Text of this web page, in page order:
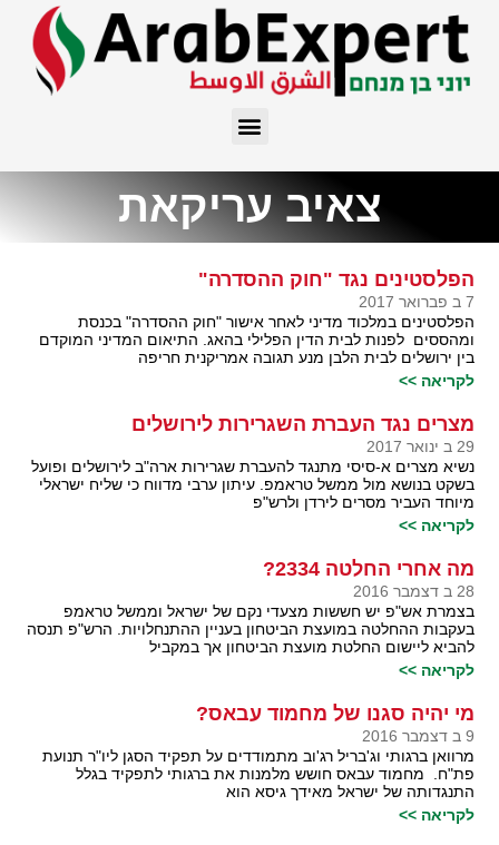
צאיב עריקאת
הפלסטינים נגד "חוק ההסדרה"
7 ב פברואר 2017
הפלסטינים במלכוד מדיני לאחר אישור "חוק ההסדרה" בכנסת
ומהססים לפנות לבית הדין הפלילי בהאג. התיאום המדיני המוקדם
בין ירושלים לבית הלבן מנע תגובה אמריקנית חריפה
לקריאה >>
מצרים נגד העברת השגרירות לירושלים
29 ב ינואר 2017
נשיא מצרים א-סיסי מתנגד להעברת שגרירות ארה"ב לירושלים ופועל
בשקט בנושא מול ממשל טראמפ. עיתון ערבי מדווח כי שליח ישראלי
מיוחד העביר מסרים לירדן ולרש"פ
לקריאה >>
מה אחרי החלטה 2334?
28 ב דצמבר 2016
בצמרת אש"פ יש חששות מצעדי נקם של ישראל וממשל טראמפ
בעקבות ההחלטה במועצת הביטחון בעניין ההתנחלויות. הרש"פ תנסה
להביא ליישום החלטת מועצת הביטחון אך במקביל
לקריאה >>
מי יהיה סגנו של מחמוד עבאס?
9 ב דצמבר 2016
מרוואן ברגותי וג'בריל רג'וב מתמודדים על תפקיד הסגן ליו"ר תנועת
פת"ח. מחמוד עבאס חושש מלמנות את ברגותי לתפקיד בגלל
התנגדותה של ישראל מאידך גיסא הוא
לקריאה >>